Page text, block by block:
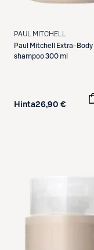
PAUL MITCHELL
Paul Mitchell
Extra-Body
shampoo 300 ml
Hinta26,90 €